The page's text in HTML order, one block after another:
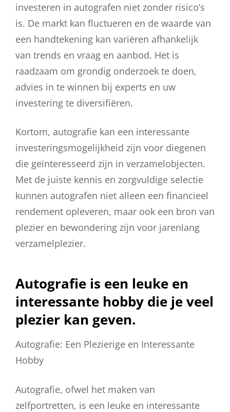
investeren in autografen niet zonder risico’s
is. De markt kan fluctueren en de waarde van
een handtekening kan variëren afhankelijk
van trends en vraag en aanbod. Het is
raadzaam om grondig onderzoek te doen,
advies in te winnen bij experts en uw
investering te diversifiëren.
Kortom, autografie kan een interessante
investeringsmogelijkheid zijn voor diegenen
die geïnteresseerd zijn in verzamelobjecten.
Met de juiste kennis en zorgvuldige selectie
kunnen autografen niet alleen een financieel
rendement opleveren, maar ook een bron van
plezier en bewondering zijn voor jarenlang
verzamelplezier.
Autografie is een leuke en
interessante hobby die je veel
plezier kan geven.
Autografie: Een Plezierige en Interessante
Hobby
Autografie, ofwel het maken van
zelfportretten, is een leuke en interessante